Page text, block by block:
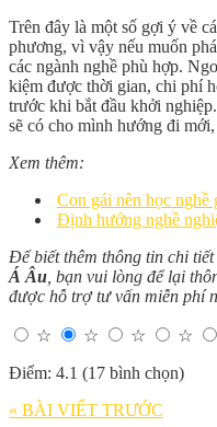
Trên đây là một số gợi ý về
phương, vì vậy nếu muốn
các ngành nghề phù hợp.
kiệm được thời gian, chi phí
trước khi bắt đầu khởi
sẽ có cho mình hướng đi
Xem thêm:
Con gái nên học nghề
Định hướng nghề
Để biết thêm thông tin chi
Á Âu , bạn vui lòng để lại
được hỗ trợ tư vấn miễn phí
☆ ☆ ☆ ☆
Điểm: 4.1 (17 bình chọn)
« BÀI VIẾT TRƯỚC